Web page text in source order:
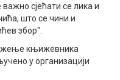
сјећати се лика и
што се чини и
збор".
књижевника
у организацији